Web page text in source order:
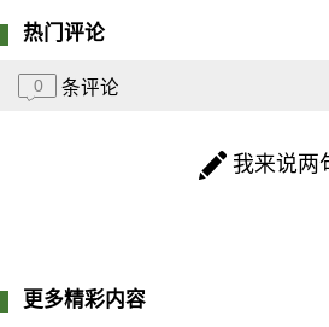
热门评论
0 条评论
我来说两
更多精彩内容